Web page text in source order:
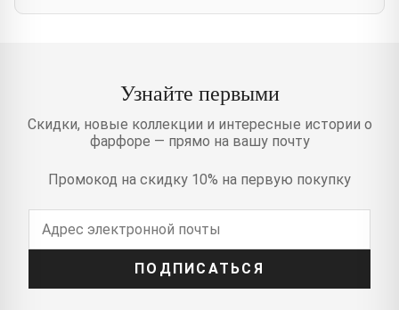
Узнайте первыми
Скидки, новые коллекции и интересные истории о
фарфоре — прямо на вашу почту
Промокод на скидку 10% на первую покупку
ПОДПИСАТЬСЯ